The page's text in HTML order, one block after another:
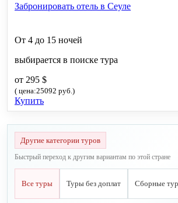
Забронировать отель в Сеуле
От 4 до 15 ночей
выбирается в поиске тура
от 295 $
( цена:25092 руб.)
Купить
Другие категории туров
Быстрый переход к другим вариантам по этой стране
Все туры Туры без доплат Сборные